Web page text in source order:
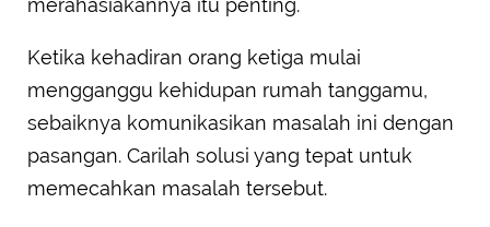
Ketika kehadiran orang ketiga mulai
mengganggu kehidupan rumah tanggamu,
sebaiknya komunikasikan masalah ini dengan
pasangan. Carilah solusi yang tepat untuk
memecahkan masalah tersebut.